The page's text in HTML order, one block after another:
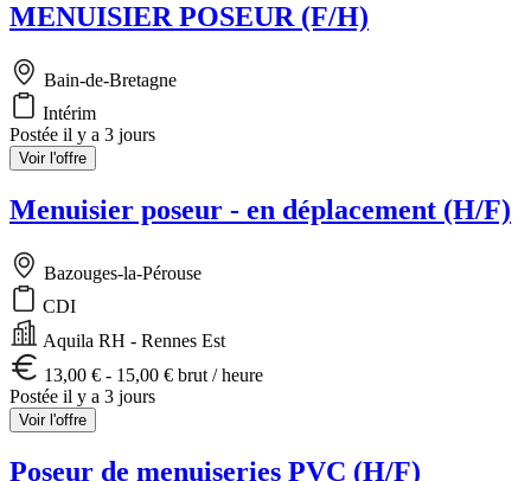
MENUISIER POSEUR (F/H)
Bain-de-Bretagne
Intérim
Postée il y a 3 jours
Voir l'offre
Menuisier poseur - en déplacement (H/F)
Bazouges-la-Pérouse
CDI
Aquila RH - Rennes Est
13,00 € - 15,00 € brut / heure
Postée il y a 3 jours
Voir l'offre
Poseur de menuiseries PVC (H/F)